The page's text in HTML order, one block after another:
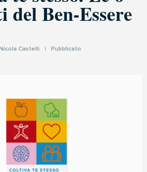
del Ben-Essere
Nicola Castelli Pubblicato